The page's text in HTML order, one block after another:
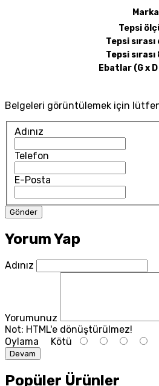
Marka
Tepsi
Tepsi sırası
Tepsi sırası
Ebatlar (G x
Belgeleri görüntülemek için
Adınız
Telefon
E-Posta
Yorum Yap
Adınız
Yorumunuz
Not: HTML'e dönüştürülmez!
Oylama Kötü
Devam
Popüler Ürünler